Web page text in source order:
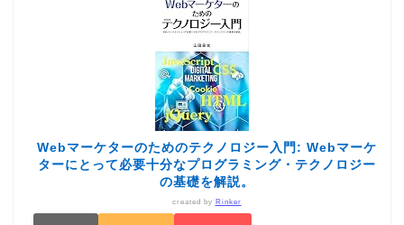
Webマーケターのためのテクノロジー入門: Webマーケ
ターにとって必要十分なプログラミング・テクノロジー
の基礎を解説。
created by Rinker